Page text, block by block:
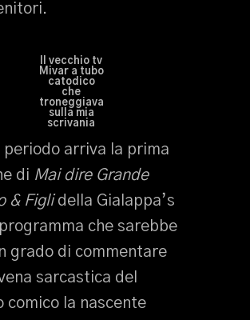
Il vecchio tv
Mivar a tubo
catodico
che
troneggiava
sulla mia
scrivania
periodo arriva la prima
di Mai dire Grande
& Figli della Gialappa’s
che sarebbe
grado di commentare
sarcastica del
comico la nascente